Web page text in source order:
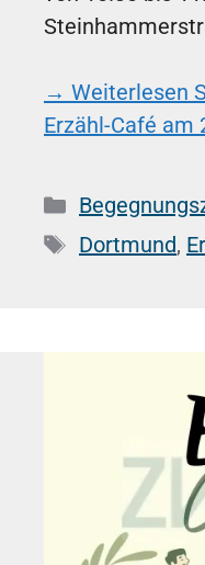
→ Weiterlesen
Erzähl-Café am
Kategorien
Schlagwörter
Dortmund,